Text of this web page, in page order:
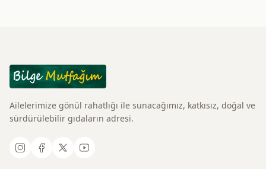
Ailelerimize gönül rahatlığı ile sunacağımız, katkısız, doğal ve
sürdürülebilir gıdaların adresi.